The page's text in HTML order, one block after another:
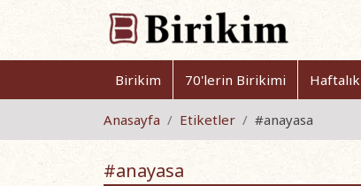
Birikim 70'lerin Birikimi Haftalık
Anasayfa Etiketler #anayasa
#anayasa